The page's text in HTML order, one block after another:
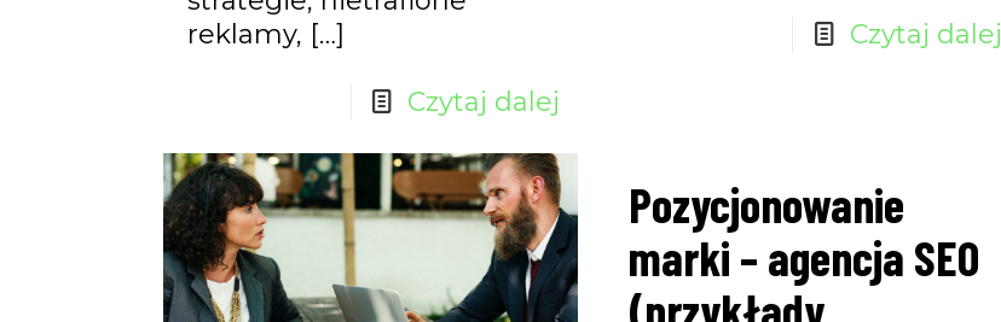
reklamy, […]
Czytaj dalej
Czytaj dalej
Pozycjonowanie
marki – agencja SEO
(przykłady,